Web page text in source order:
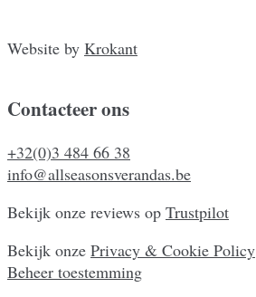
Website by Krokant
Contacteer ons
+32(0)3 484 66 38
info@allseasonsverandas.be
Bekijk onze reviews op Trustpilot
Bekijk onze Privacy & Cookie Policy
Beheer toestemming